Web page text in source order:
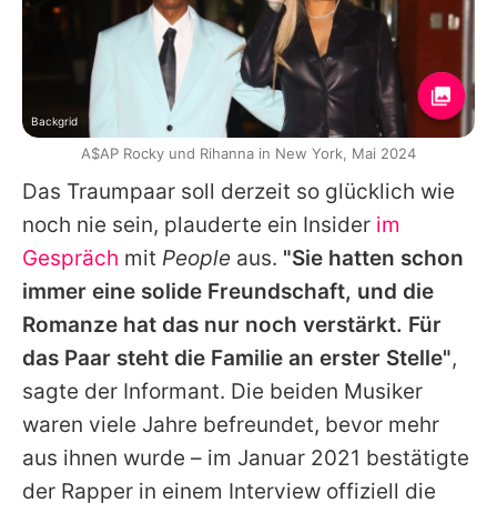
Das Traumpaar soll derzeit so glücklich wie
noch nie sein, plauderte ein Insider im
Gespräch mit People aus. "Sie hatten schon
immer eine solide Freundschaft, und die
Romanze hat das nur noch verstärkt. Für
das Paar steht die Familie an erster Stelle",
sagte der Informant. Die beiden Musiker
waren viele Jahre befreundet, bevor mehr
aus ihnen wurde – im Januar 2021 bestätigte
der Rapper in einem Interview offiziell die
Backgrid
A$AP Rocky und Rihanna in New York, Mai 2024